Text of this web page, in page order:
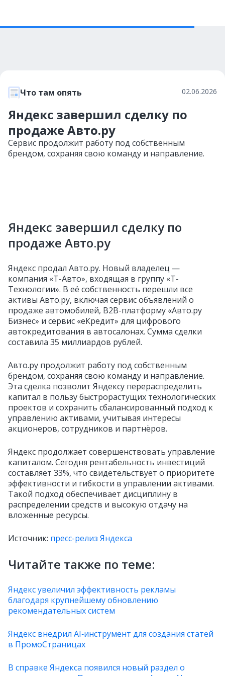
Что там опять 02.06.2026
Яндекс завершил сделку по
продаже Авто.ру
Сервис продолжит работу под собственным
брендом, сохраняя свою команду и направление.
Яндекс завершил сделку по
продаже Авто.ру
Яндекс продал Авто.ру. Новый владелец —
компания «Т-Авто», входящая в группу «Т-
Технологии». В её собственность перешли все
активы Авто.ру, включая сервис объявлений о
продаже автомобилей, B2B-платформу «Авто.ру
Бизнес» и сервис «еКредит» для цифрового
автокредитования в автосалонах. Сумма сделки
составила 35 миллиардов рублей.
Авто.ру продолжит работу под собственным
брендом, сохраняя свою команду и направление.
Эта сделка позволит Яндексу перераспределить
капитал в пользу быстрорастущих технологических
проектов и сохранить сбалансированный подход к
управлению активами, учитывая интересы
акционеров, сотрудников и партнёров.
Яндекс продолжает совершенствовать управление
капиталом. Сегодня рентабельность инвестиций
составляет 33%, что свидетельствует о приоритете
эффективности и гибкости в управлении активами.
Такой подход обеспечивает дисциплину в
распределении средств и высокую отдачу на
вложенные ресурсы.
Источник: пресс-релиз Яндекса
Читайте также по теме:
Яндекс увеличил эффективность рекламы
благодаря крупнейшему обновлению
рекомендательных систем
Яндекс внедрил AI‑инструмент для создания статей
в ПромоСтраницах
В справке Яндекса появился новый раздел о